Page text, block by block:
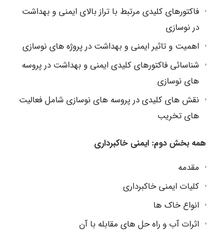
فاکتورهای کلیدی مرتبط با تراز بالای ایمنی و بهداشت
در نوسازی
اهمیت و تاثیر ایمنی و بهداشت در پروژه های نوسازی
شناسائی فاکتورهای کلیدی ایمنی و بهداشت در پروسه
های نوسازی
نقش های کلیدی در پروسه های نوسازی شامل فعالیت
های تخریب
همه بخش دوم: ایمنی خاکبرداری
مقدمه
کلیات ایمنی خاکبرداری
انواع خاک ها
اثرات آب و راه حل های مقابله با آن